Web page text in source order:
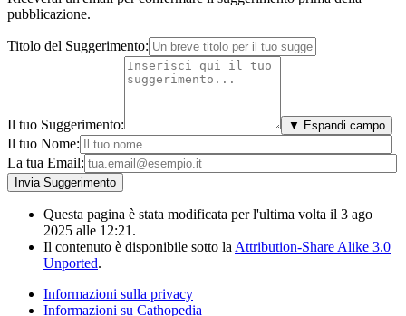
pubblicazione.
Titolo del Suggerimento:
Il tuo Suggerimento: ▼ Espandi campo
Il tuo Nome:
La tua Email:
Questa pagina è stata modificata per l'ultima volta il 3 ago
2025 alle 12:21.
Il contenuto è disponibile sotto la Attribution-Share Alike 3.0
Unported.
Informazioni sulla privacy
Informazioni su Cathopedia